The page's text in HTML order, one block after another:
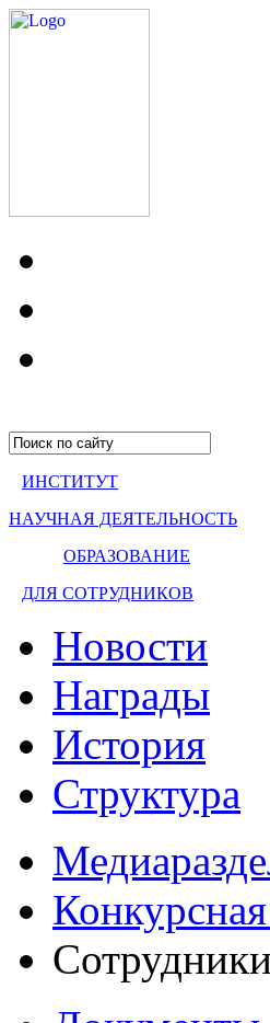
ИНСТИТУТ
НАУЧНАЯ ДЕЯТЕЛЬНОСТЬ
ОБРАЗОВАНИЕ
ДЛЯ СОТРУДНИКОВ
Новости
Награды
История
Структура
Сотрудники